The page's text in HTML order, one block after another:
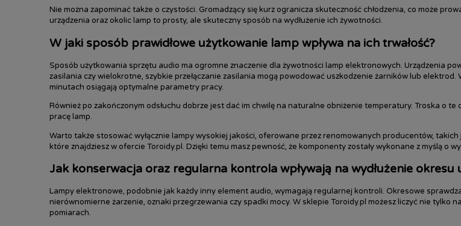
Nie można zapominać także o czystości. Gromadzący się kurz ogranicza skuteczność chłodzenia, co może
urządzenia oraz okolic lamp to prosty, ale skuteczny sposób na wydłużenie ich żywotności.
W jaki sposób prawidłowe użytkowanie lamp wpływa na ich trwałość?
Sposób użytkowania sprzętu audio ma ogromne znaczenie dla żywotności lamp elektronowych. Urządzenia
zasilania czy wielokrotne, szybkie przełączanie zasilania mogą powodować uszkodzenie żarników lub
minutach osiągają optymalne parametry pracy.
Również po zakończonym odsłuchu dobrze jest dać im chwilę na naturalne obniżenie temperatury. Troska o
pracę lamp.
Warto także stosować wyłącznie lampy wysokiej jakości, oferowane przez renomowanych producentów, takich
które znajdziesz w ofercie Toroidy.pl. Dzięki temu masz pewność, że komponenty zostały wykonane z myślą o
Jak konserwacja oraz regularna kontrola wpływają na wydłużenie okresu
Lampy elektronowe, podobnie jak każdy inny element audio, wymagają regularnej kontroli. Okresowe
nierównomierne żarzenie, oznaki przegrzewania czy spadki mocy. W sklepie Toroidy.pl możesz liczyć nie
pomiarach.